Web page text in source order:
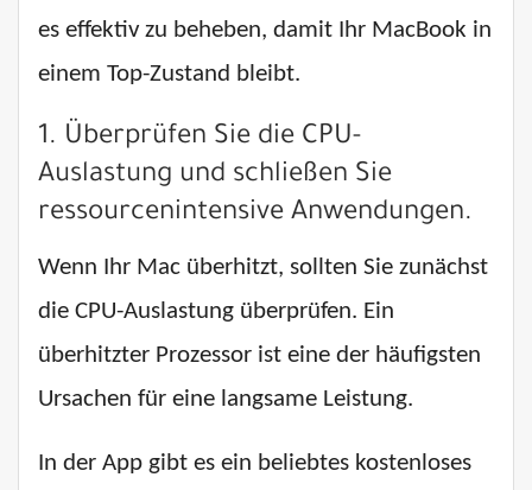
es effektiv zu beheben, damit Ihr MacBook in
einem Top-Zustand bleibt.
1. Überprüfen Sie die CPU-
Auslastung und schließen Sie
ressourcenintensive Anwendungen.
Wenn Ihr Mac überhitzt, sollten Sie zunächst
die CPU-Auslastung überprüfen. Ein
überhitzter Prozessor ist eine der häufigsten
Ursachen für eine langsame Leistung.
In der App gibt es ein beliebtes kostenloses